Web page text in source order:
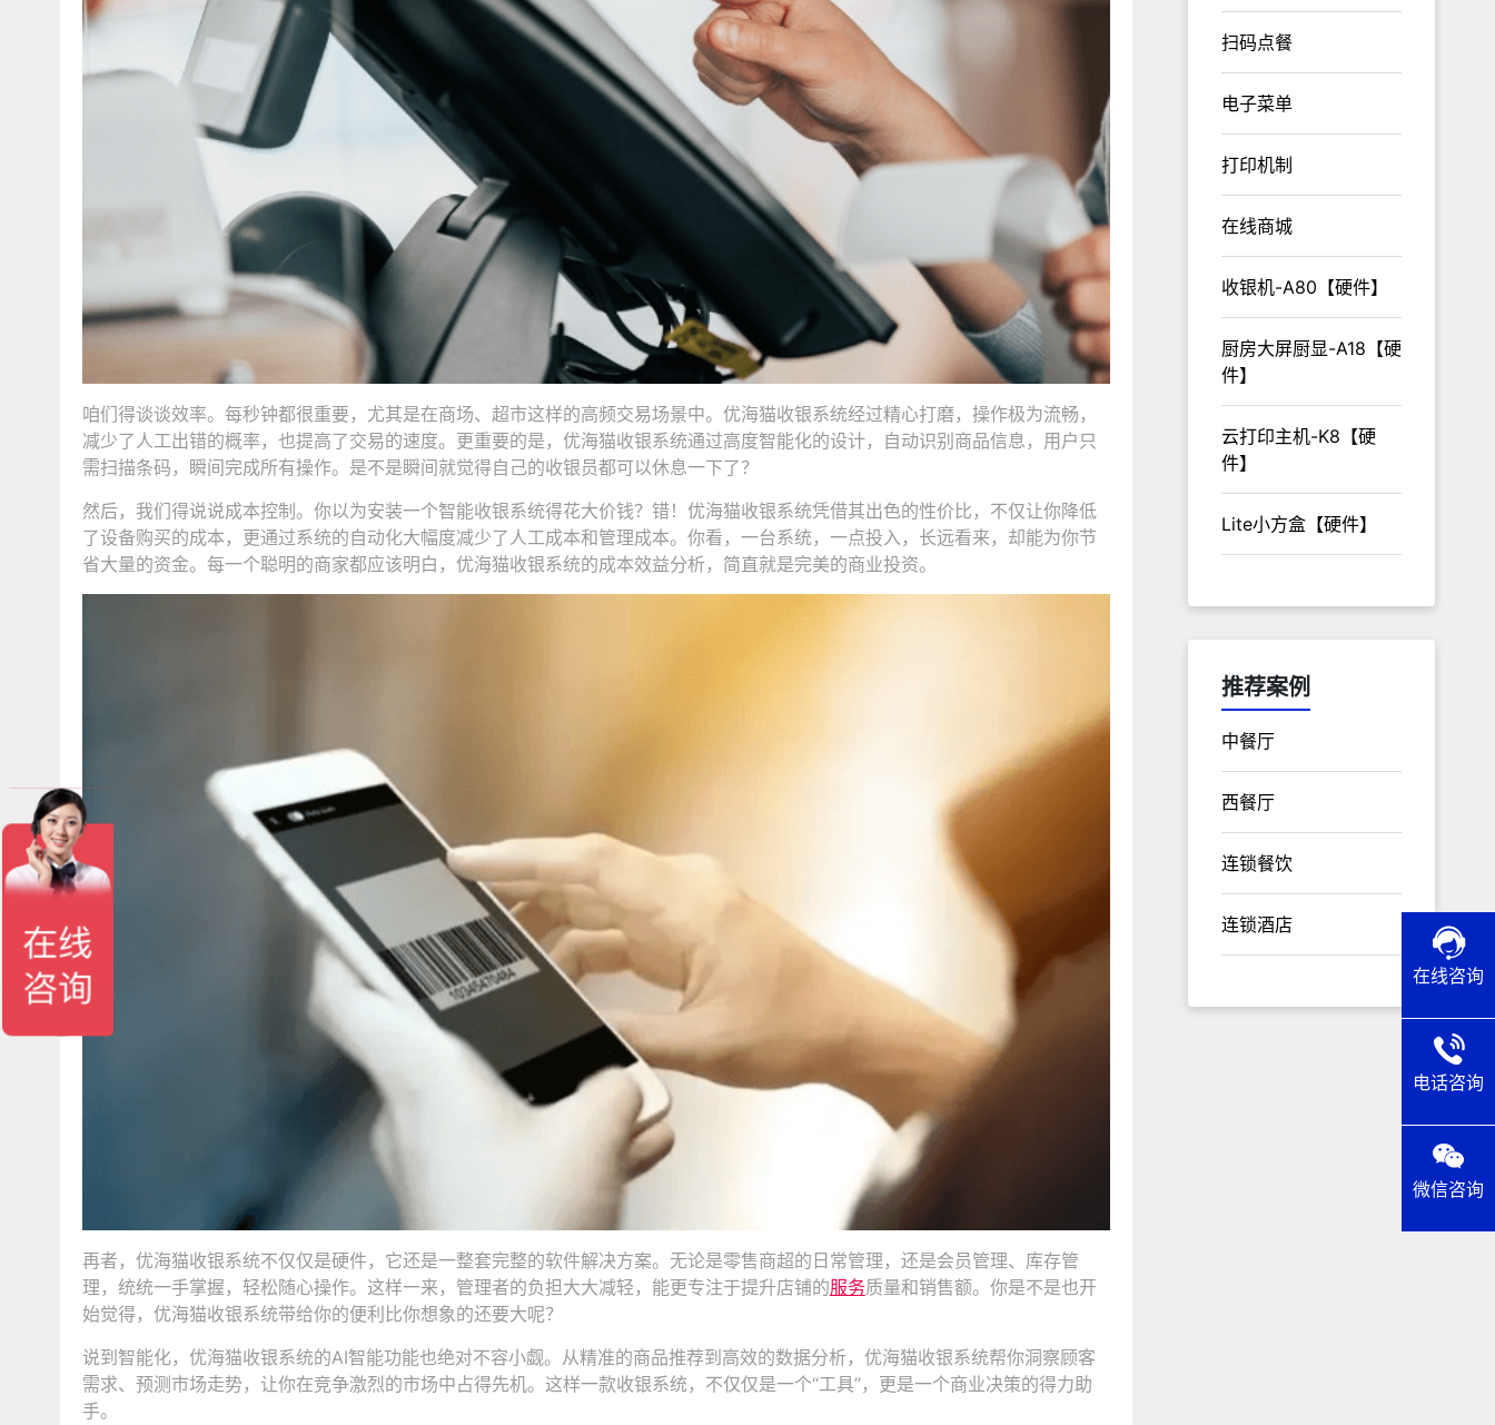
咱们得谈谈效率。每秒钟都很重要，尤其是在商场、超市这样的高频交易场景中。优海猫收银系统经过精心打磨，操作极为流畅，
减少了人工出错的概率，也提高了交易的速度。更重要的是，优海猫收银系统通过高度智能化的设计，自动识别商品信息，用户只
需扫描条码，瞬间完成所有操作。是不是瞬间就觉得自己的收银员都可以休息一下了？
然后，我们得说说成本控制。你以为安装一个智能收银系统得花大价钱？错！优海猫收银系统凭借其出色的性价比，不仅让你降低
了设备购买的成本，更通过系统的自动化大幅度减少了人工成本和管理成本。你看，一台系统，一点投入，长远看来，却能为你节
省大量的资金。每一个聪明的商家都应该明白，优海猫收银系统的成本效益分析，简直就是完美的商业投资。
再者，优海猫收银系统不仅仅是硬件，它还是一整套完整的软件解决方案。无论是零售商超的日常管理，还是会员管理、库存管
理，统统一手掌握，轻松随心操作。这样一来，管理者的负担大大减轻，能更专注于提升店铺的服务质量和销售额。你是不是也开
始觉得，优海猫收银系统带给你的便利比你想象的还要大呢？
说到智能化，优海猫收银系统的AI智能功能也绝对不容小觑。从精准的商品推荐到高效的数据分析，优海猫收银系统帮你洞察顾客
需求、预测市场走势，让你在竞争激烈的市场中占得先机。这样一款收银系统，不仅仅是一个“工具”，更是一个商业决策的得力助
手。
扫码点餐
电子菜单
打印机制
在线商城
收银机-A80【硬件】
厨房大屏厨显-A18【硬
件】
云打印主机-K8【硬
件】
Lite小方盒【硬件】
推荐案例
中餐厅
西餐厅
连锁餐饮
连锁酒店
在线咨询
电话咨询
微信咨询